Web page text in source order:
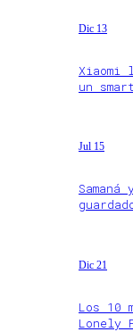
Dic 13
Xiaomi
un
Jul 15
Dic 21
Los 10
Lonely